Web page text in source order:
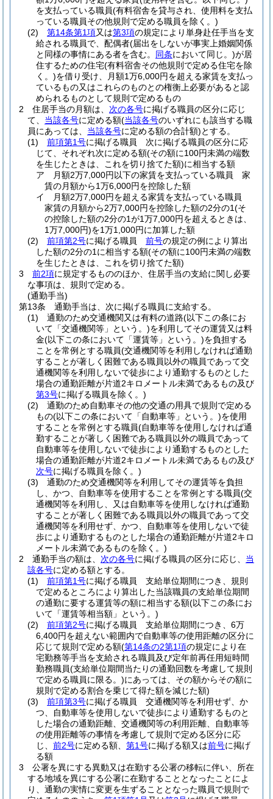
を支払っている職員(有料宿舎を貸与され、使用料を支払
っている職員その他規則で定める職員を除く。)
(2)
第14条第1項又は第3項の規定により単身赴任手当を支
給される職員で、配偶者(届出をしないが事実上婚姻関係
と同様の事情にある者を含む。 同条において同じ。)が居
住するための住宅(有料宿舎その他規則で定める住宅を除
く。)を借り受け、月額1万6,000円を超える家賃を支払っ
ているもの又はこれらのものとの権衡上必要があると認
められるものとして規則で定めるもの
2
住居手当の月額は、 次の各号に掲げる職員の区分に応じ
て、 当該各号に定める額(当該各号のいずれにも該当する職
員にあっては、 当該各号に定める額の合計額)とする。
(1)
前項第1号に掲げる職員 次に掲げる職員の区分に応
じて、それぞれ次に定める額(その額に100円未満の端数
を生じたときは、これを切り捨てた額)に相当する額
ア
月額2万7,000円以下の家賃を支払っている職員 家
賃の月額から1万6,000円を控除した額
イ
月額2万7,000円を超える家賃を支払っている職員
家賃の月額から2万7,000円を控除した額の2分の1(そ
の控除した額の2分の1が1万7,000円を超えるときは、
1万7,000円)を1万1,000円に加算した額
(2)
前項第2号に掲げる職員 前号の規定の例により算出
した額の2分の1に相当する額(その額に100円未満の端数
を生じたときは、これを切り捨てた額)
3
前2項に規定するもののほか、住居手当の支給に関し必要
な事項は、規則で定める。
(通勤手当)
第13条
通勤手当は、次に掲げる職員に支給する。
(1)
通勤のため交通機関又は有料の道路(以下この条にお
いて「交通機関等」という。)を利用してその運賃又は料
金(以下この条において「運賃等」という。)を負担する
ことを常例とする職員(交通機関等を利用しなければ通勤
することが著しく困難である職員以外の職員であって交
通機関等を利用しないで徒歩により通勤するものとした
場合の通勤距離が片道2キロメートル未満であるもの及び
第3号に掲げる職員を除く。)
(2)
通勤のため自動車その他の交通の用具で規則で定める
もの(以下この条において「自動車等」という。)を使用
することを常例とする職員(自動車等を使用しなければ通
勤することが著しく困難である職員以外の職員であって
自動車等を使用しないで徒歩により通勤するものとした
場合の通勤距離が片道2キロメートル未満であるもの及び
次号に掲げる職員を除く。)
(3)
通勤のため交通機関等を利用してその運賃等を負担
し、かつ、自動車等を使用することを常例とする職員(交
通機関等を利用し、又は自動車等を使用しなければ通勤
することが著しく困難である職員以外の職員であって交
通機関等を利用せず、かつ、自動車等を使用しないで徒
歩により通勤するものとした場合の通勤距離が片道2キロ
メートル未満であるものを除く。)
2
通勤手当の額は、 次の各号に掲げる職員の区分に応じ、 当
該各号に定める額とする。
(1)
前項第1号に掲げる職員 支給単位期間につき、規則
で定めるところにより算出した当該職員の支給単位期間
の通勤に要する運賃等の額に相当する額(以下この条にお
いて「運賃等相当額」という。)
(2)
前項第2号に掲げる職員 支給単位期間につき、6万
6,400円を超えない範囲内で自動車等の使用距離の区分に
応じて規則で定める額(第14条の2第1項の規定により在
宅勤務等手当を支給される職員及び定年前再任用短時間
勤務職員(支給単位期間当たりの通勤回数を考慮して規則
で定める職員に限る。)にあっては、その額からその額に
規則で定める割合を乗じて得た額を減じた額)
(3)
前項第3号に掲げる職員 交通機関等を利用せず、か
つ、自動車等を使用しないで徒歩により通勤するものと
した場合の通勤距離、交通機関等の利用距離、自動車等
の使用距離等の事情を考慮して規則で定める区分に応
じ、 前2号に定める額、 第1号に掲げる額又は前号に掲げ
る額
3
公署を異にする異動又は在勤する公署の移転に伴い、所在
する地域を異にする公署に在勤することとなったことによ
り、通勤の実情に変更を生ずることとなった職員で規則で